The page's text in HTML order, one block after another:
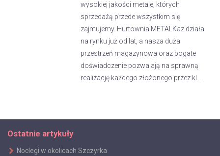
wysokiej jakości metale, których
sprzedażą przede wszystkim się
zajmujemy. Hurtownia METALKaz działa
na rynku już od lat, a nasza duża
przestrzeń magazynowa oraz bogate
doświadczenie pozwalają na sprawną
realizację każdego złożonego przez kl...
Ostatnie artykuły
Noclegi w okolicach Szczyrka